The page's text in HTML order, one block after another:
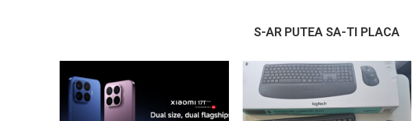
S-AR PUTEA SA-TI PLACA